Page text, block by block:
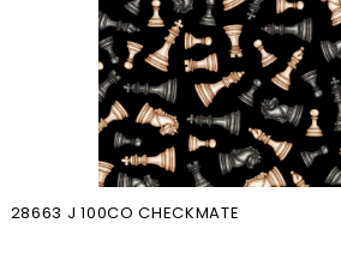
28663 J 100CO CHECKMATE